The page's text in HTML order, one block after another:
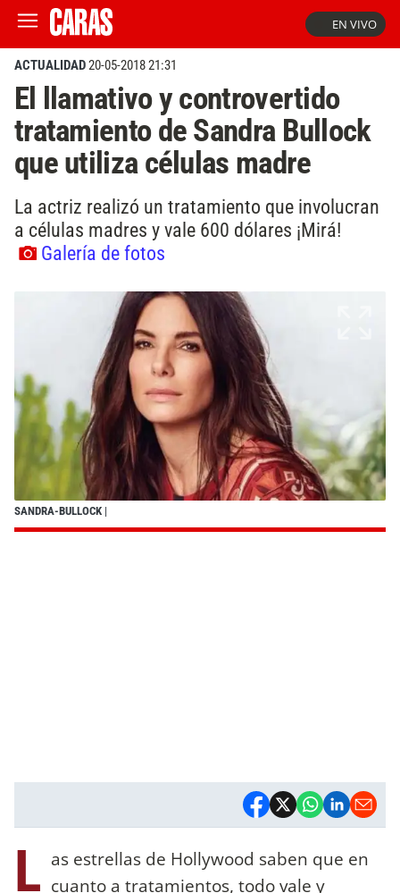
EN VIVO
ACTUALIDAD20-05-2018 21:31
El llamativo y controvertido
tratamiento de Sandra Bullock
que utiliza células madre
La actriz realizó un tratamiento que involucran
a células madres y vale 600 dólares ¡Mirá!
Galería de fotos
SANDRA-BULLOCK |
L as estrellas de Hollywood saben que en
cuanto a tratamientos, todo vale y